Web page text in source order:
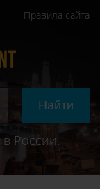
Правила сайта
России.